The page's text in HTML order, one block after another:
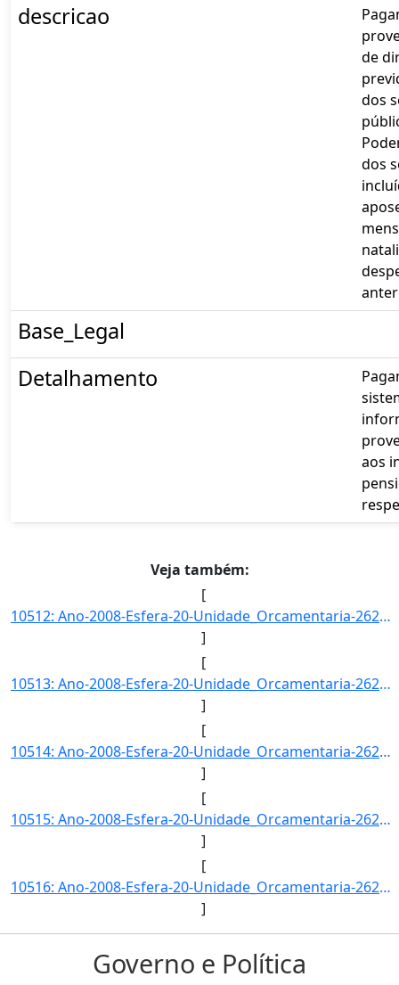
descricao
de
dos
dos
Base_Legal
Detalhamento
aos
Veja também:
[
10512: Ano-2008-Esfera-20-Unidade_Orcamentaria-26271-Funcao-09-SubFuncao-272-Programa-0089-Acao-0181-Locali]
]
[
10513: Ano-2008-Esfera-20-Unidade_Orcamentaria-26271-Funcao-12-SubFuncao-301-Programa-0750-Acao-2004-Locali]
]
[
10514: Ano-2008-Esfera-20-Unidade_Orcamentaria-26271-Funcao-12-SubFuncao-302-Programa-1073-Acao-4086-Locali]
]
[
10515: Ano-2008-Esfera-20-Unidade_Orcamentaria-26271-Funcao-12-SubFuncao-302-Programa-1073-Acao-4086-Locali]
]
[
10516: Ano-2008-Esfera-20-Unidade_Orcamentaria-26271-Funcao-12-SubFuncao-364-Programa-1073-Acao-4086-Locali]
]
Governo e Política